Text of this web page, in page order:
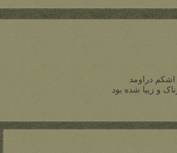
دراومد
و زیبا شده بود